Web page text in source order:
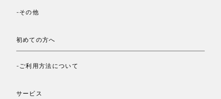
-その他
初めての方へ
-ご利用方法について
サービス